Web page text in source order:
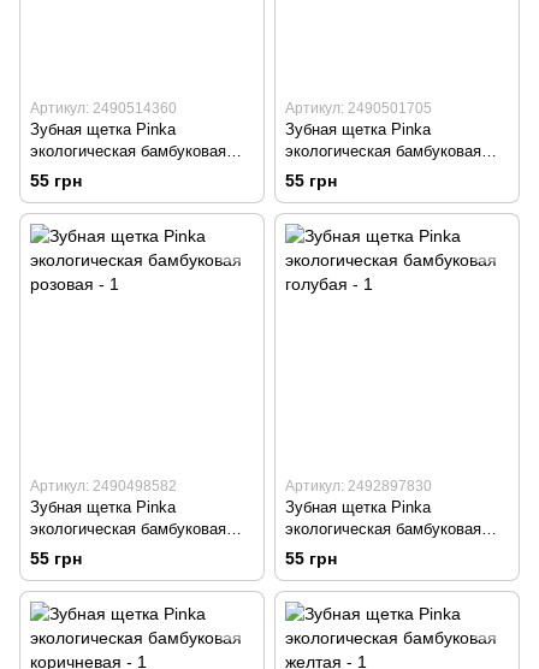
Артикул: 2490514360
Зубная щетка Pinka
экологическая бамбуковая
белая
55 грн
Артикул: 2490501705
Зубная щетка Pinka
экологическая бамбуковая
разноцветная
55 грн
Артикул: 2490498582
Зубная щетка Pinka
экологическая бамбуковая
розовая
55 грн
Артикул: 2492897830
Зубная щетка Pinka
экологическая бамбуковая
голубая
55 грн